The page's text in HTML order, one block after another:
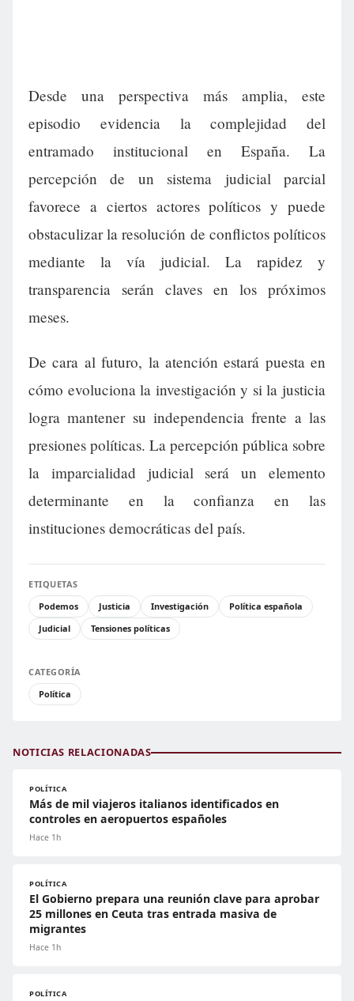
Desde una perspectiva más amplia, este
episodio evidencia la complejidad del
entramado institucional en España. La
percepción de un sistema judicial parcial
favorece a ciertos actores políticos y puede
obstaculizar la resolución de conflictos políticos
mediante la vía judicial. La rapidez y
transparencia serán claves en los próximos
meses.
De cara al futuro, la atención estará puesta en
cómo evoluciona la investigación y si la justicia
logra mantener su independencia frente a las
presiones políticas. La percepción pública sobre
la imparcialidad judicial será un elemento
determinante en la confianza en las
instituciones democráticas del país.
ETIQUETAS
Podemos
Justicia Investigación
Política española
Judicial
Tensiones políticas
CATEGORÍA
Política
NOTICIAS RELACIONADAS
POLÍTICA
Más de mil viajeros italianos identificados en
controles en aeropuertos españoles
Hace 1h
POLÍTICA
El Gobierno prepara una reunión clave para aprobar
25 millones en Ceuta tras entrada masiva de
migrantes
Hace 1h
POLÍTICA